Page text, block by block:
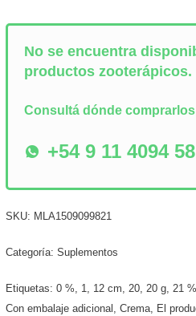
No se encuentra
productos zooterápicos.
Consultá dónde
+54 9 11 4094
SKU: MLA1509099821
Categoría:Suplementos
Etiquetas:0 %, 1, 12 cm,20,20 g,21 %
Con embalaje adicional ,Crema, El